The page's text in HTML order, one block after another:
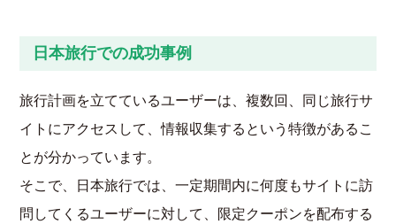
日本旅行での成功事例
旅行計画を立てているユーザーは、複数回、同じ旅行サ
イトにアクセスして、情報収集するという特徴があるこ
とが分かっています。
そこで、日本旅行では、一定期間内に何度もサイトに訪
問してくるユーザーに対して、限定クーポンを配布する